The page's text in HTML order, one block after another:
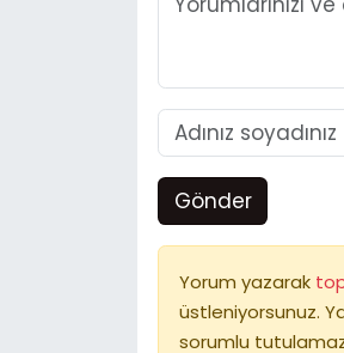
Gönder
Yorum yazarak
üstleniyorsunuz.
sorumlu